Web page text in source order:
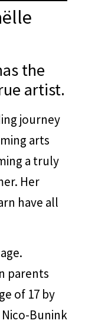
the
artist.
journey
arts
a truly
Her
have all
parents
of 17 by
Bunink